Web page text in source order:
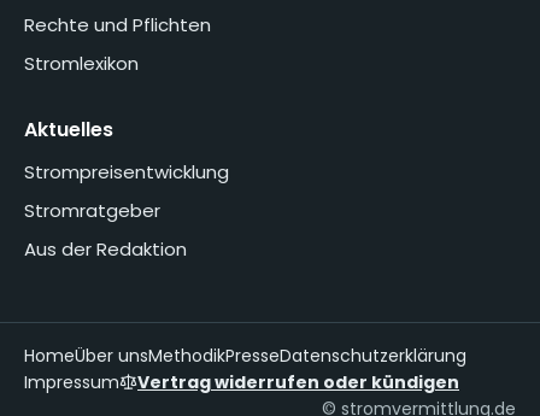
Rechte und Pflichten
Stromlexikon
Aktuelles
Strompreisentwicklung
Stromratgeber
Aus der Redaktion
HomeÜber unsMethodikPresseDatenschutzerklärung
Impressum
Vertrag widerrufen oder kündigen
© stromvermittlung.de